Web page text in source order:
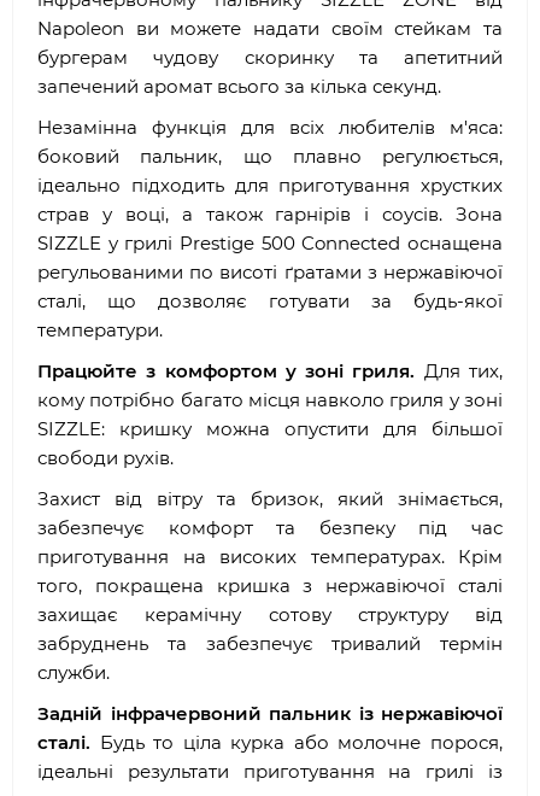
Napoleon ви можете надати своїм стейкам та
бургерам чудову скоринку та апетитний
запечений аромат всього за кілька секунд.
Незамінна функція для всіх любителів м'яса:
боковий пальник, що плавно регулюється,
ідеально підходить для приготування хрустких
страв у воці, а також гарнірів і соусів. Зона
SIZZLE у грилі Prestige 500 Connected оснащена
регульованими по висоті ґратами з нержавіючої
сталі, що дозволяє готувати за будь-якої
температури.
Працюйте з комфортом у зоні гриля. Для тих,
кому потрібно багато місця навколо гриля у зоні
SIZZLE: кришку можна опустити для більшої
свободи рухів.
Захист від вітру та бризок, який знімається,
забезпечує комфорт та безпеку під час
приготування на високих температурах. Крім
того, покращена кришка з нержавіючої сталі
захищає керамічну сотову структуру від
забруднень та забезпечує тривалий термін
служби.
Задній інфрачервоний пальник із нержавіючої
сталі. Будь то ціла курка або молочне порося,
ідеальні результати приготування на грилі із